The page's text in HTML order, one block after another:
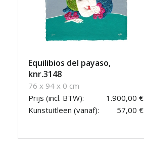
Equilibios del payaso,
knr.3148
76 x 94 x 0 cm
Prijs (incl. BTW):
1.900,00 €
Kunstuitleen (vanaf):
57,00 €